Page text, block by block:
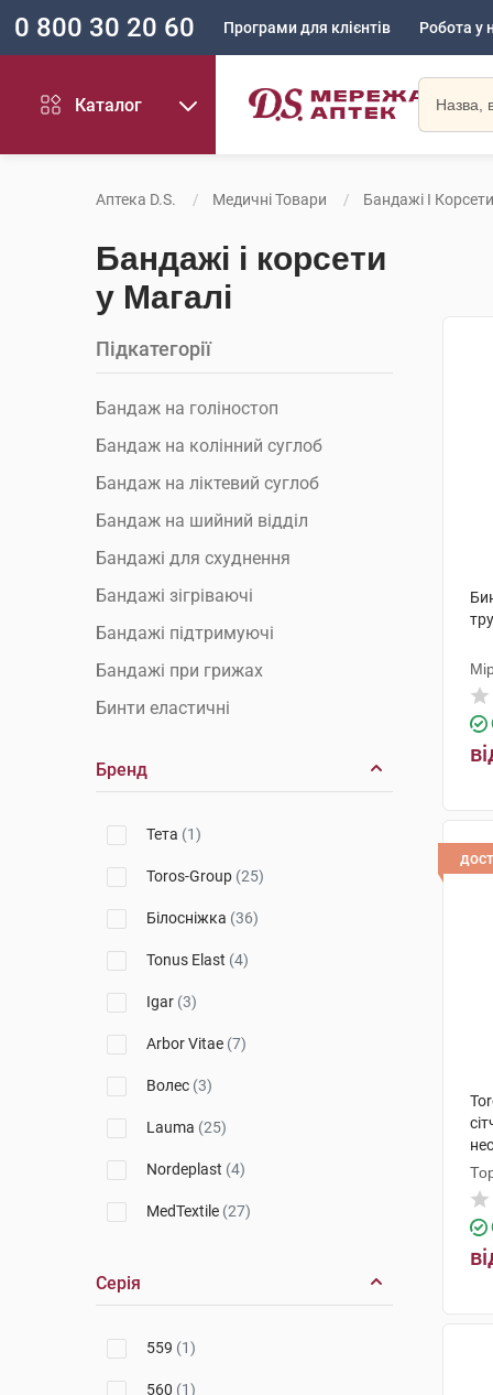
0 800 30 20 60 Програми для клієнтів Робота у
Каталог
Аптека D.S. Медичні Товари Бандажі І Корсети
Бандажі і корсети
у Магалі
Підкатегорії
Бандаж на голіностоп
Бандаж на колінний суглоб
Бандаж на ліктевий суглоб
Бандаж на шийний відділ
Бандажі для схуднення
Бандажі зігріваючі
Бандажі підтримуючі
Бандажі при грижах
Бинти еластичні
Грудні корсети та бандажі
Післяопераційні бандажі
Променевозап'ястні бандажі
Бренд
Тета (1)
Toros-Group (25)
Білосніжка (36)
Tonus Elast (4)
Igar (3)
Arbor Vitae (7)
Волес (3)
Lauma (25)
Nordeplast (4)
MedTextile (27)
Серія
559 (1)
560 (1)